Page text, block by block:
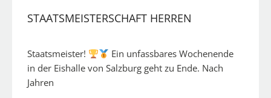
STAATSMEISTERSCHAFT HERREN
Staatsmeister!
Ein unfassbares Wochenende
in der Eishalle von Salzburg geht zu Ende. Nach
Jahren